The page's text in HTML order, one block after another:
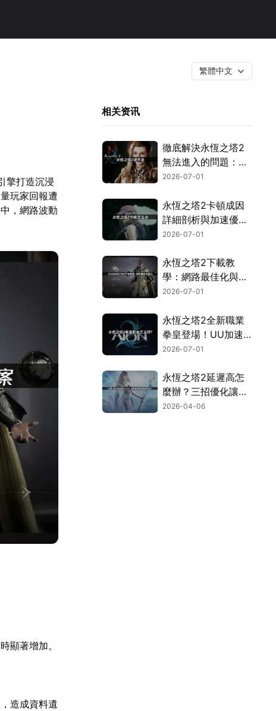
繁體中文
擎打造沉浸
玩家回報遭
，網路波動
顯著增加。
造成資料遺
相关资讯
徹底解決永恆之塔2
無法進入的問題：繞
過網路封鎖與驗證機
2026-07-01
永恆之塔2卡頓成因
詳細剖析與加速優化
全攻略！
2026-07-01
永恆之塔2下載教
學：網路最佳化與完
整安裝流程指南！
2026-07-01
永恆之塔2全新職業
拳皇登場！UU加速
器連線優化完全攻
2026-07-01
永恆之塔2延遲高怎
麼辦？三招優化讓你
暢玩無阻！
2026-04-06